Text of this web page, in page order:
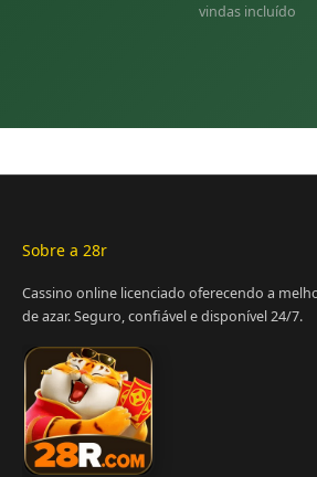
vindas incluído
Sobre a 28r
Cassino online licenciado oferecendo a
de azar. Seguro, confiável e disponível 24/7.